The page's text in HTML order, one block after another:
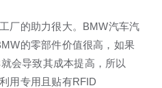
厂的助力很大。BMW汽车汽
的零部件价值很高，如果
会导致其成本提高，所以
用专用且贴有RFID